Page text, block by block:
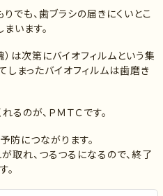
でも、歯ブラシの届きにくいとこ
います。
は次第にバイオフィルムという集
しまったバイオフィルムは歯磨き
のが、ＰＭＴＣです。
防につながります。
取れ、つるつるになるので、終了
。